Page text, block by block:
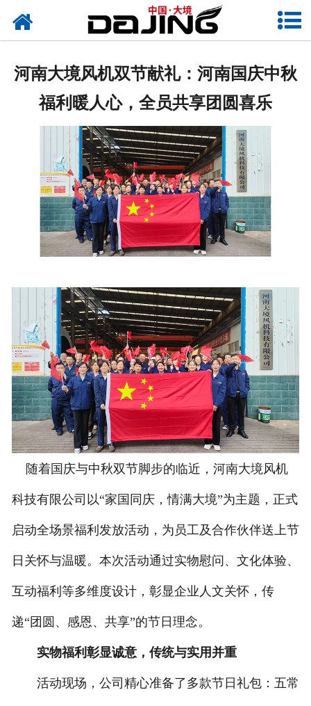
网站首页
应用案例
服务支持
风机知识
新闻中心
河南大境风机双节献礼：河南国庆中秋
福利暖人心，全员共享团圆喜乐
随着国庆与中秋双节脚步的临近，河南大境风机
科技有限公司以“家国同庆，情满大境”为主题，正式
启动全场景福利发放活动，为员工及合作伙伴送上节
日关怀与温暖。本次活动通过实物慰问、文化体验、
互动福利等多维度设计，彰显企业人文关怀，传
递“团圆、感恩、共享”的节日理念。
实物福利彰显诚意，传统与实用并重
活动现场，公司精心准备了多款节日礼包：五常